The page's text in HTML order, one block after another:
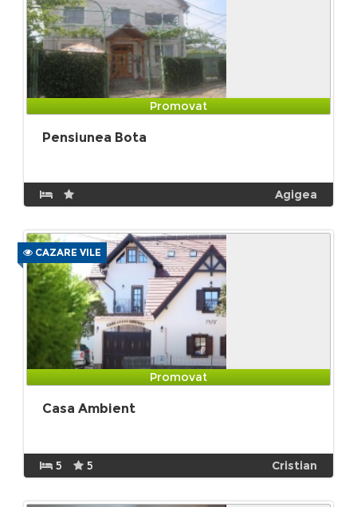
Promovat
Pensiunea Bota
Agigea
CAZARE VILE
Promovat
Casa Ambient
5 5 Cristian